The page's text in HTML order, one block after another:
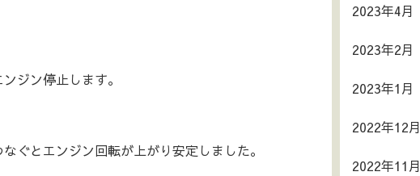
ジン停止します。
ぐとエンジン回転が上がり安定しました。
2023年4月
2023年2月
2023年1月
2022年12月
2022年11月